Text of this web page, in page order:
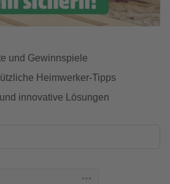
und Gewinnspiele
Heimwerker-Tipps
innovative Lösungen